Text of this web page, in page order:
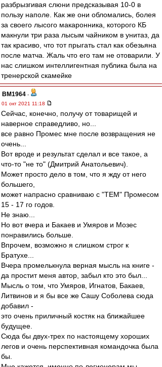
разбрызгивая слюни предсказывая 10-0 в
пользу наполе. Как же они обломались, болея
за своего лысого макаронника, которого КБ
макнули три раза лысым чайником в унитаз, да
так красиво, что тот прыгать стал как обезьяна
после матча. Жаль что его там не отоварили. У
нас слишком интеллигентная публика была на
тренерской скамейке
BM1964 -
01 окт 2021 11:18
Сейчас, конечно, получу от товарищей и
наверное справедливо, но...
все равно Промес мне после возвращения не
очень...
Вот вроде и результат сделал и все такое, а
что-то "не то" (Дмитрий Анатольевич).
Может просто дело в том, что я жду от него
большего,
может напрасно сравниваю с "ТЕМ" Промесом
15 - 17 го годов.
Не знаю...
Но вот вчера и Бакаев и Умяров и Мозес
понравились больше.
Впрочем, возможно я слишком строг к
Братухе...
Вчера промелькнула верная мысль на книге -
да простит меня автор, забыл кто это был...
Мысль о том, что Умяров, Игнатов, Бакаев,
Литвинов и я бы все же Сашу Соболева сюда
добавил -
это очень приличный костяк на ближайшее
будущее.
Сюда бы двух-трех по настоящему хороших
легов и очень перспективная командочка была
бы.